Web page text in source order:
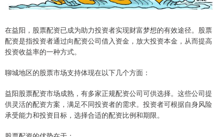
在益阳，股票配资已成为助力投资者实现财富梦想的有效途径。股票
配资是指投资者通过向配资公司借入资金，放大投资本金，从而提高
投资收益率的一种方式。
聊城地区的股票市场支持体现在以下几个方面：
益阳股票配资市场成熟，有多家正规配资公司可供选择。这些公司提
供灵活的配资方案，满足不同投资者的需求。投资者可根据自身风险
承受能力和投资目标，选择合适的配资比例和期限。